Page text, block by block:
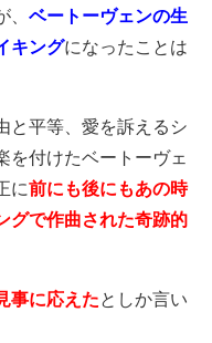
、 ベートーヴェンの生
キングになったことは
と平等、愛を訴えるシ
を付けたベートーヴェ
に前にも後にもあの時
グで作曲された奇跡的
事に応えた としか言い